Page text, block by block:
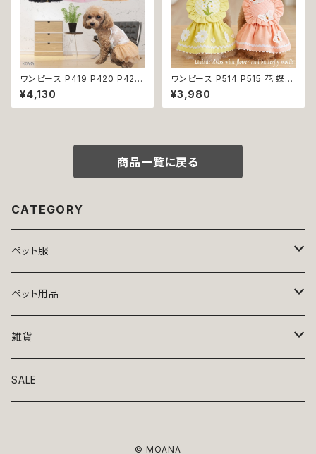
ワンピース P419 P420 P421
シースルー ピンク ブラック ゴー
ルド ドッグウェア 春夏 ドッグウ
エア ドッグ ウェア 犬 猫 ペット
料無料 返品交換不可
¥4,130
ワンピース P514 P515 花 蝶
ハンドメイド ピンク イエローグ
リーン レース ドッグウェア 春夏
ドッグウエア ドッグ ウェア 犬 猫
の子 小型 おしゃれ かわいい 送
¥3,980
商品一覧に戻る
CATEGORY
ペット服
トップス
ニット
アロハ
ボトムス
ワンピース
ペット用品
ベッド
リード・首輪
雑貨
アート
SALE
© MOANA